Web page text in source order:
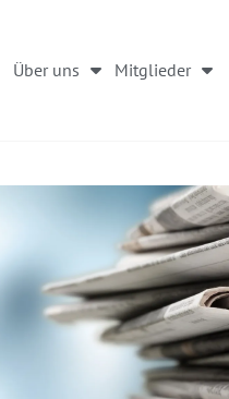
Über uns Mitglieder